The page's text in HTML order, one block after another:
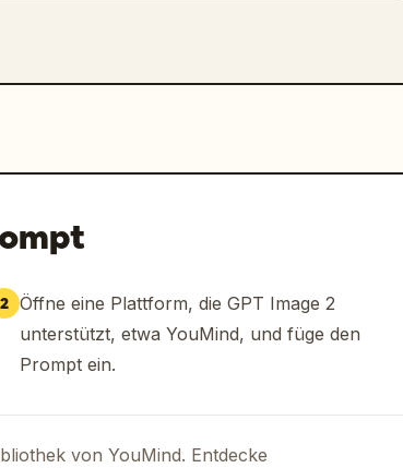
2 Öffne eine Plattform, die GPT Image 2
unterstützt, etwa YouMind, und füge den
Prompt ein.
von YouMind. Entdecke